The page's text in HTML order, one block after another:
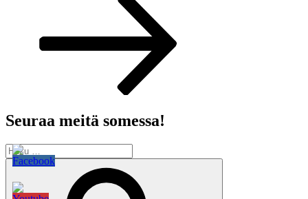
Seuraa meitä somessa!
Etsi: